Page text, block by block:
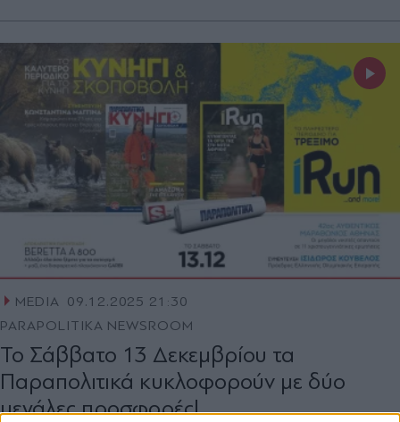
MEDIA 09.12.2025 21:30
PARAPOLITIKA NEWSROOM
Το Σάββατο 13 Δεκεμβρίου τα
Παραπολιτικά κυκλοφορούν με δύο
μεγάλες προσφορές!